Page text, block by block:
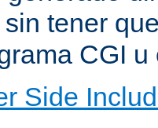
tener
CGI
Side